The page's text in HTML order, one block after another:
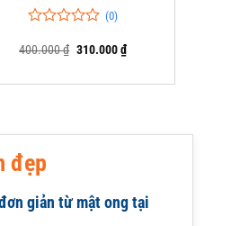
trên
(0)
400.000₫ Giá
400.000 ₫.
310.000₫Giá
hiện
là:
đẹp
giản từ mật ong tại